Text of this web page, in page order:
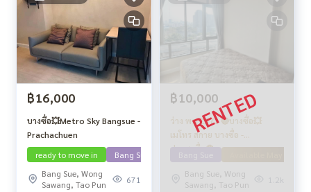
฿16,000
บางซื่อ💥Metro Sky Bangsue -
Prachachuen
ready to move in
Bang Sue
Bang Sue, Wong
Sawang, Tao Pun
671
฿10,000
ว่าง พค 2571 🔴บางซื่อ💥
เมโทร สกาย บางซื่อ -
ประชาชื่น🔴
Bang Sue, Wong
Sawang, Tao Pun
1.2k